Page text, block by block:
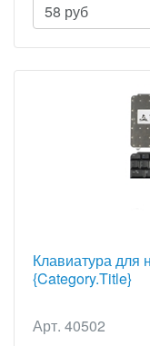
58 руб
Клавиатура для
{Category.Title}
Арт. 40502